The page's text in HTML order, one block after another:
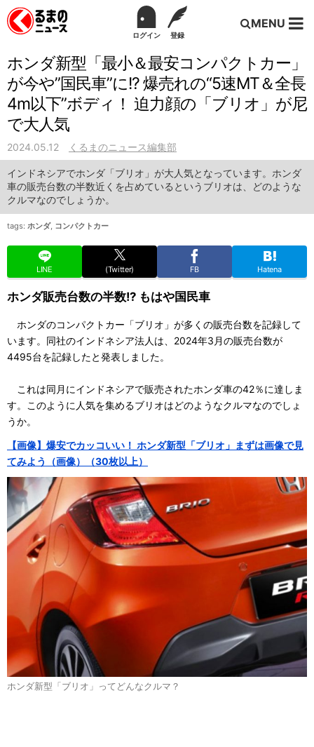
ログイン 登録
MENU
ホンダ新型「最小＆最安コンパクトカー」
が今や”国民車”に!? 爆売れの“5速MT＆全長
4m以下”ボディ！ 迫力顔の「ブリオ」が尼
で大人気
2024.05.12 くるまのニュース編集部
インドネシアでホンダ「ブリオ」が大人気となっています。ホンダ
車の販売台数の半数近くを占めているというブリオは、どのような
クルマなのでしょうか。
tags: ホンダ, コンパクトカー
LINE (Twitter) FB Hatena
ホンダ販売台数の半数!? もはや国民車
ホンダのコンパクトカー「ブリオ」が多くの販売台数を記録して
います。同社のインドネシア法人は、2024年3月の販売台数が
4495台を記録したと発表しました。
これは同月にインドネシアで販売されたホンダ車の42％に達しま
す。このように人気を集めるブリオはどのようなクルマなのでしょ
うか。
【画像】爆安でカッコいい！ ホンダ新型「ブリオ」まずは画像で見
てみよう（画像）（30枚以上）
ホンダ新型「ブリオ」ってどんなクルマ？